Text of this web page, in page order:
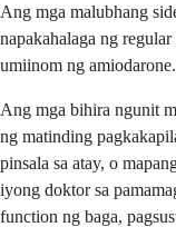
Ang mga malubhang
napakahalaga ng
umiinom ng amiodarone.
Ang mga bihira ngunit
ng matinding
pinsala sa atay, o
iyong doktor sa
function ng baga,